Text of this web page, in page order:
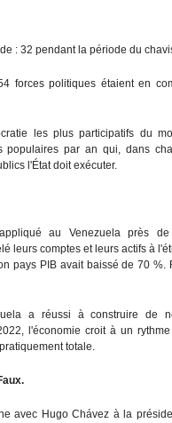
: 32 pendant la période du
forces politiques étaient en
les plus participatifs du
par an qui, dans
l'État doit exécuter.
au Venezuela près
leurs comptes et leurs actifs à
pays PIB avait baissé de 70 %.
a réussi à construire de
l'économie croit à un
totale.
avec Hugo Chávez à la